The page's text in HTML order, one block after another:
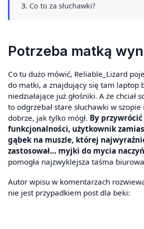
Co to za słuchawki?
Potrzeba matką
Co tu dużo mówić, Reliable_Lizard
do matki, a znajdujący się tam laptop
niedziałające już głośniki. A że chciał
to odgrzebał stare słuchawki w
dobrze, jak tylko mógł. By
funkcjonalności, użytkownik
gąbek na muszle, której
zastosował… myjki do mycia naczyń
pomogła najzwyklejsza taśma
Autor wpisu w komentarzach
nie jest przypadkiem post dla beki: